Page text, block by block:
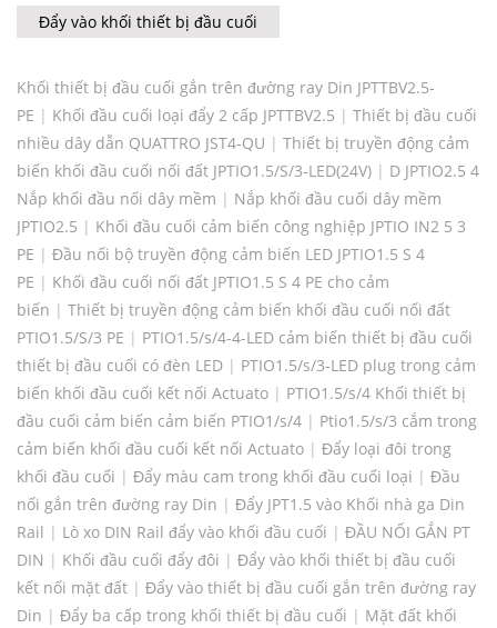
Đẩy vào khối thiết bị đầu cuối
Khối thiết bị đầu cuối gắn trên đường ray Din JPTTBV2.5-
PE | Khối đầu cuối loại đẩy 2 cấp JPTTBV2.5 | Thiết bị đầu cuối
nhiều dây dẫn QUATTRO JST4-QU | Thiết bị truyền động cảm
biến khối đầu cuối nối đất JPTIO1.5/S/3-LED(24V) | D JPTIO2.5 4
Nắp khối đầu nối dây mềm | Nắp khối đầu cuối dây mềm
JPTIO2.5 | Khối đầu cuối cảm biến công nghiệp JPTIO IN2 5 3
PE | Đầu nối bộ truyền động cảm biến LED JPTIO1.5 S 4
PE | Khối đầu cuối nối đất JPTIO1.5 S 4 PE cho cảm
biến | Thiết bị truyền động cảm biến khối đầu cuối nối đất
PTIO1.5/S/3 PE | PTIO1.5/s/4-4-LED cảm biến thiết bị đầu cuối
thiết bị đầu cuối có đèn LED | PTIO1.5/s/3-LED plug trong cảm
biến khối đầu cuối kết nối Actuato | PTIO1.5/s/4 Khối thiết bị
đầu cuối cảm biến cảm biến PTIO1/s/4 | Ptio1.5/s/3 cắm trong
cảm biến khối đầu cuối kết nối Actuato | Đẩy loại đôi trong
khối đầu cuối | Đẩy màu cam trong khối đầu cuối loại | Đầu
nối gắn trên đường ray Din | Đẩy JPT1.5 vào Khối nhà ga Din
Rail | Lò xo DIN Rail đẩy vào khối đầu cuối | ĐẦU NỐI GẮN PT ​​
DIN | Khối đầu cuối đẩy đôi | Đẩy vào khối thiết bị đầu cuối
kết nối mặt đất | Đẩy vào thiết bị đầu cuối gắn trên đường ray
Din | Đẩy ba cấp trong khối thiết bị đầu cuối | Mặt đất khối